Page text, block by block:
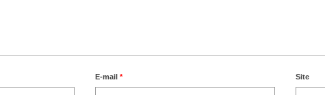
E-mail* Site